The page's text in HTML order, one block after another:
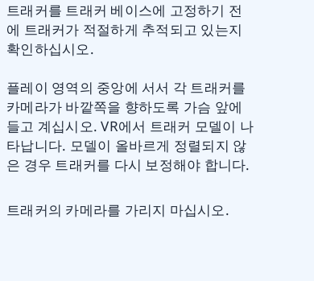
트래커를 트래커 베이스에 고정하기 전
에 트래커가 적절하게 추적되고 있는지
확인하십시오.
플레이 영역의 중앙에 서서 각 트래커를
카메라가 바깥쪽을 향하도록 가슴 앞에
들고 계십시오. VR에서 트래커 모델이 나
타납니다. 모델이 올바르게 정렬되지 않
은 경우 트래커를 다시 보정해야 합니다.
트래커의 카메라를 가리지 마십시오.